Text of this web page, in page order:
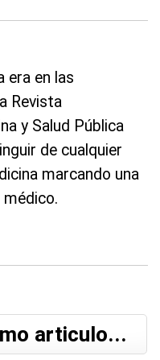
era en las
Revista
y Salud Pública
de cualquier
marcando una
médico.
articulo...